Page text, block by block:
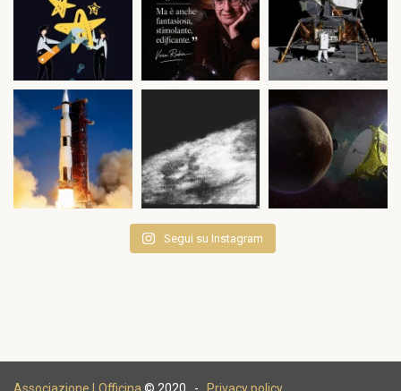
Segui su Instagram